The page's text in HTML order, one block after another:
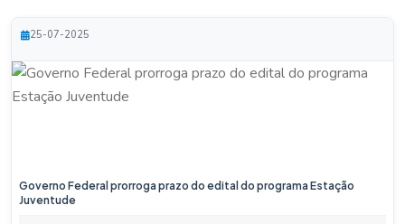
25-07-2025
Governo Federal prorroga prazo do edital do programa Estação
Juventude